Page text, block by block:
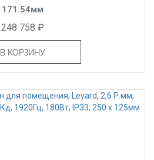
171.54мм
248 758 ₽
В КОРЗИНУ